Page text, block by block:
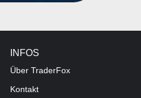
INFOS
Über TraderFox
Kontakt